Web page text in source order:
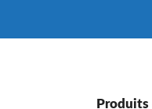
Produits